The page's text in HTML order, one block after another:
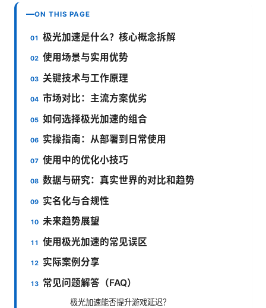
ON THIS PAGE
极光加速是什么？核心概念拆解
使用场景与实用优势
关键技术与工作原理
市场对比：主流方案优劣
如何选择极光加速的组合
实操指南：从部署到日常使用
使用中的优化小技巧
数据与研究：真实世界的对比和趋势
实名化与合规性
未来趋势展望
使用极光加速的常见误区
实际案例分享
常见问题解答（FAQ）
极光加速能否提升游戏延迟？